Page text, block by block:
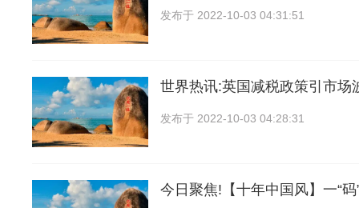
发布于 2022-10-03 04:31:51
世界热讯:英国减税政策引市场
发布于 2022-10-03 04:28:31
今日聚焦!【十年中国风】一“码